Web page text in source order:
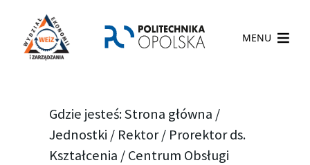
MENU
Gdzie jesteś:Strona główna /
Jednostki / Rektor/ Prorektor ds.
Kształcenia /Centrum Obsługi